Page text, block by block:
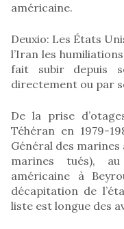
américaine.
Deuxio: Les États
l’Iran les
fait subir depuis
directement ou par
De la prise
Téhéran en 1979-
Général des marines
marines tués), au
américaine à
décapitation de
liste est longue des